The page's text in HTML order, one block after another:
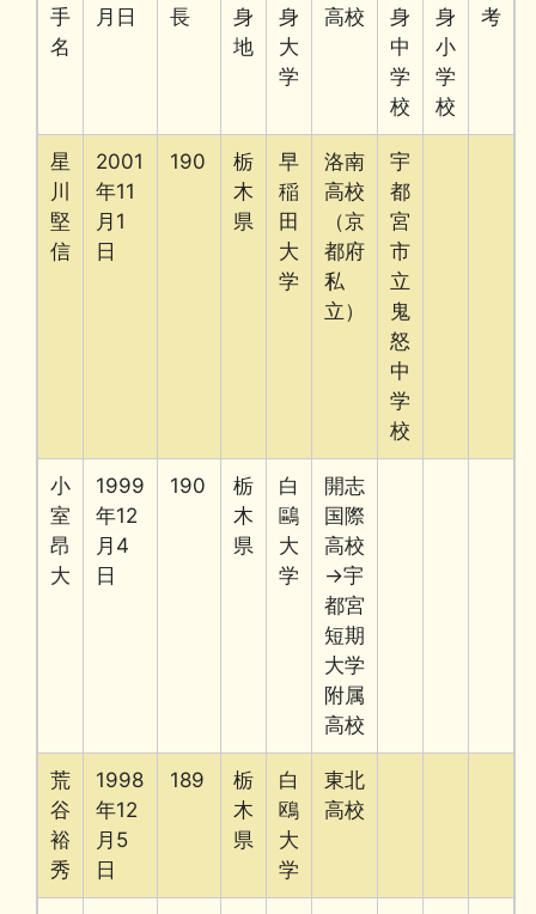
手
名
月日
長
身
地
身
大
学
高校
身
中
学
校
身
小
学
校
考
星
川
堅
信
2001
年11
月1
日
190
栃
木
県
早
稲
田
大
学
洛南
高校
（京
都府
私
立）
宇
都
宮
市
立
鬼
怒
中
学
校
小
室
昂
大
1999
年12
月4
日
190
栃
木
県
白
鷗
大
学
開志
国際
高校
→宇
都宮
短期
大学
附属
高校
荒
谷
裕
秀
1998
年12
月5
日
189
栃
木
県
白
鴎
大
学
東北
高校